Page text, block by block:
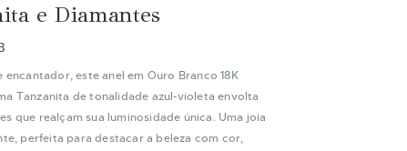
e Diamantes
encantador, este anel em Ouro Branco 18K
Tanzanita de tonalidade azul-violeta envolta
que realçam sua luminosidade única. Uma joia
perfeita para destacar a beleza com cor,